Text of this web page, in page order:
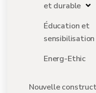
et durable
Éducation et
sensibilisation
Energ-Ethic
Nouvelle